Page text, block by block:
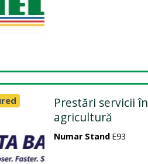
Prestări servicii în
agricultură
Numar Stand E93